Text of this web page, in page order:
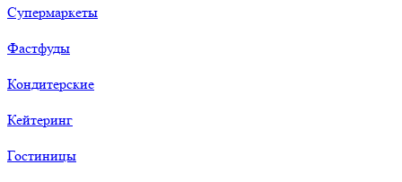
Супермаркеты
Фастфуды
Кондитерские
Кейтеринг
Гостиницы